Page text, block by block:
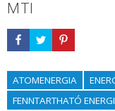
MTI
ATOMENERGIA
FENNTARTHATÓ